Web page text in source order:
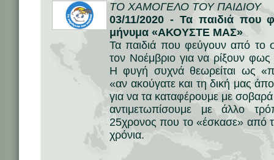
ΤΟ ΧΑΜΟΓΕΛΟ ΤΟΥ ΠΑΙΔΙΟΥ
03/11/2020 - Τα παιδιά που
μήνυμα «ΑΚΟΥΣΤΕ ΜΑΣ»
Τα παιδιά που φεύγουν από το
τον Νοέμβριο για να ρίξουν
Η φυγή συχνά θεωρείται ως
«αν ακούγατε και τη δική μας
για να τα καταφέρουμε με
αντιμετωπίσουμε με άλλο
25χρονος που το «έσκασε» από
χρόνια.